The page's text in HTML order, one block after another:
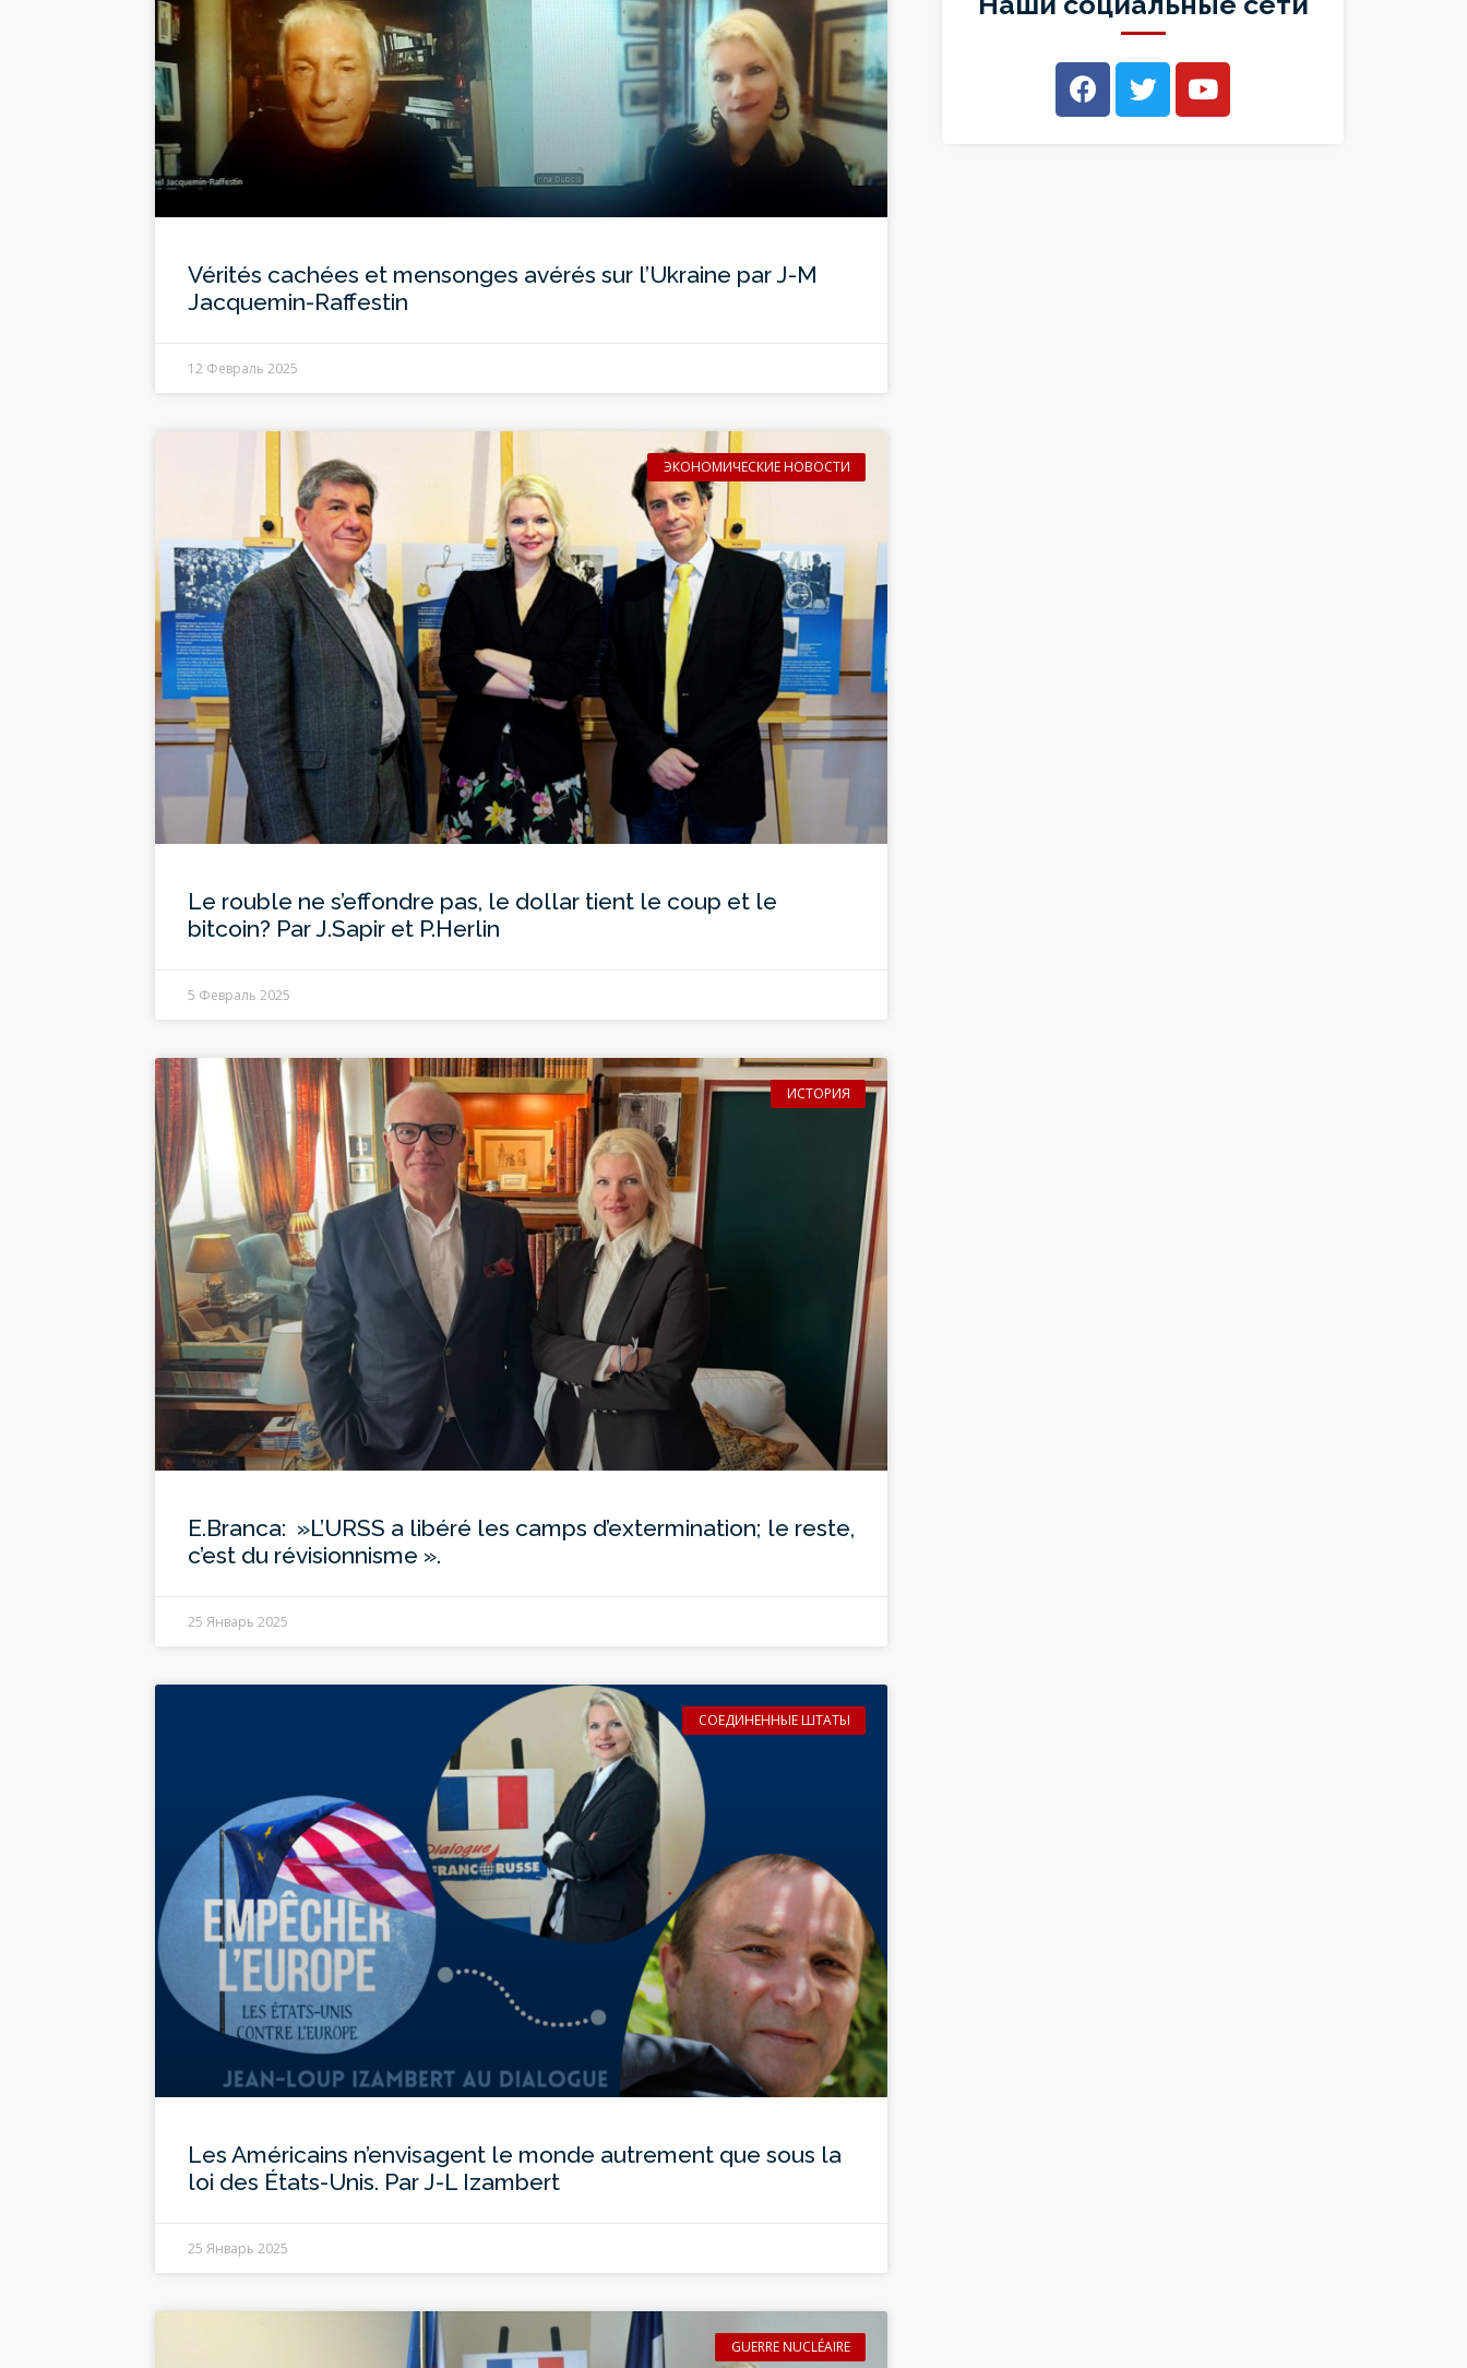
Vérités cachées et mensonges avérés sur l’Ukraine par J-M
Jacquemin-Raffestin
12 Февраль 2025
ЭКОНОМИЧЕСКИЕ НОВОСТИ
Le rouble ne s’effondre pas, le dollar tient le coup et le
bitcoin? Par J.Sapir et P.Herlin
5 Февраль 2025
ИСТОРИЯ
E.Branca: »L’URSS a libéré les camps d’extermination; le reste,
c’est du révisionnisme ».
25 Январь 2025
СОЕДИНЕННЫЕ ШТАТЫ
Les Américains n’envisagent le monde autrement que sous la
loi des États-Unis. Par J-L Izambert
25 Январь 2025
GUERRE NUCLÉAIRE